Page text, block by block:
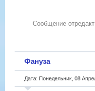
Сообщение
Фануза
Дата: Понедельник, 08